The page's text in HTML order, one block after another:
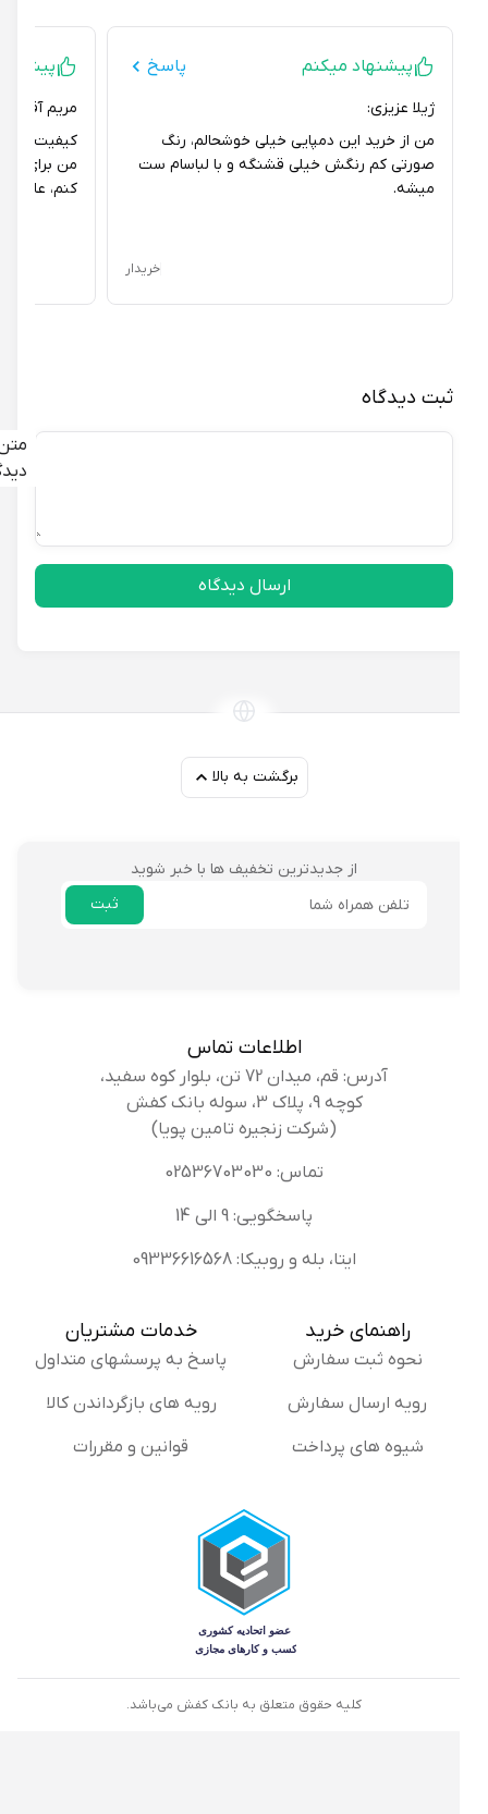
ثبت دیدگاه
متن
دیدگاه
ارسال دیدگاه
پیشنهاد میکنم پاسخ
ژیلا عزیزی:
من از خرید این دمپایی خیلی خوشحالم، رنگ
صورتی کم رنگش خیلی قشنگه و با لباسام ست
میشه.
خریدار
پیشنهاد
مریم آقا نژاد:
کیفیت دمپایی
من برای
کنم، عالیه.
برگشت به بالا
از جدیدترین تخفیف ها با خبر شوید
اطلاعات تماس
آدرس: قم، میدان 72 تن، بلوار کوه سفید،
کوچه 9، پلاک 3، سوله بانک کفش
(شرکت زنجیره تامین پویا)
تماس: 02536703030
پاسخگویی: 9 الی 14
ایتا، بله و روبیکا: 09336616568
راهنمای خرید
نحوه ثبت سفارش
رویه ارسال سفارش
شیوه های پرداخت
خدمات مشتریان
پاسخ به پرسشهای متداول
رویه های بازگرداندن کالا
قوانین و مقررات
کلیه حقوق متعلق به بانک کفش می‌باشد.